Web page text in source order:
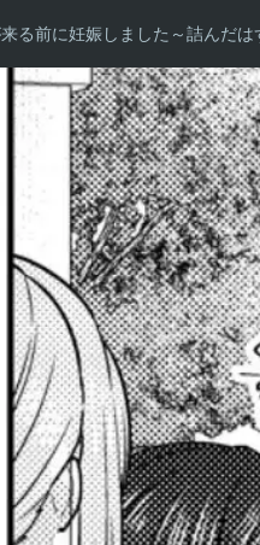
る前に妊娠しました～詰んだ